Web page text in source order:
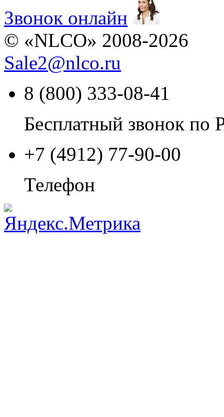
Звонок онлайн
© «NLCO» 2008-2026
Sale2@nlco.ru
8 (800) 333-08-41
Бесплатный звонок по
+7 (4912) 77-90-00
Телефон